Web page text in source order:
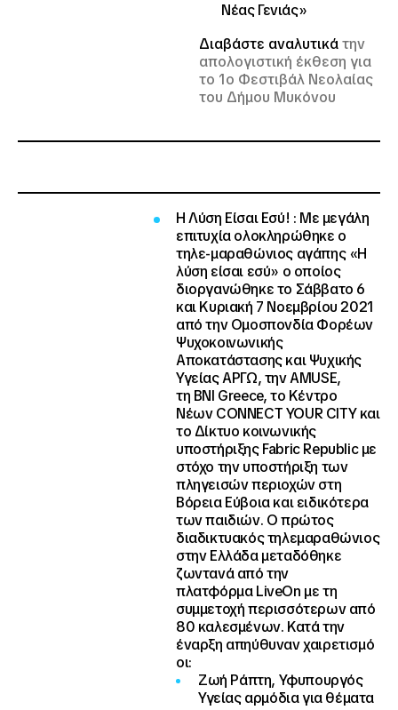
Νέας Γενιάς»
Διαβάστε αναλυτικάτην
απολογιστική έκθεση για
το 1ο Φεστιβάλ Νεολαίας
του Δήμου Μυκόνου
Η Λύση Είσαι Εσύ! : Με μεγάλη
επιτυχία ολοκληρώθηκε ο
τηλε-μαραθώνιος αγάπης «Η
λύση είσαι εσύ» ο οποίος
διοργανώθηκε το Σάββατο 6
και Κυριακή 7 Νοεμβρίου 2021
από την Ομοσπονδία Φορέων
Ψυχοκοινωνικής
Αποκατάστασης και Ψυχικής
Υγείας ΑΡΓΩ, την AMUSE,
τη BNI Greece, το Κέντρο
Νέων CONNECT YOUR CITY και
το Δίκτυο κοινωνικής
υποστήριξης Fabric Republic με
στόχο την υποστήριξη των
πληγεισών περιοχών στη
Βόρεια Εύβοια και ειδικότερα
των παιδιών. Ο πρώτος
διαδικτυακός τηλεμαραθώνιος
στην Ελλάδα μεταδόθηκε
ζωντανά από την
πλατφόρμα LiveOn με τη
συμμετοχή περισσότερων από
80 καλεσμένων. Κατά την
έναρξη απηύθυναν χαιρετισμό
οι:
​Ζωή Ράπτη, Υφυπουργός
Υγείας αρμόδια για θέματα